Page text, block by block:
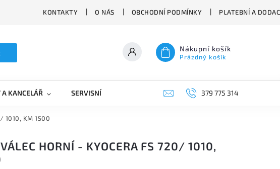
KONTAKTY O NÁS OBCHODNÍ PODMÍNKY PLATEBNÍ A
Nákupní košík
Prázdný košík
KANCELÁŘ SERVISNÍ VYSAVAČE 379 775 314
1010, KM 1500
HORNÍ - KYOCERA FS 720/ 1010,